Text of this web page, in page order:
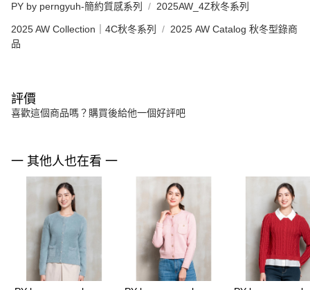
PY by perngyuh-簡約質感系列 2025AW_4Z秋冬系列
2025 AW Collection｜4C秋冬系列
2025 AW Catalog 秋冬型錄商
品
評價
喜歡這個商品嗎？購買後給他一個好評吧
一 其他人也在看 一